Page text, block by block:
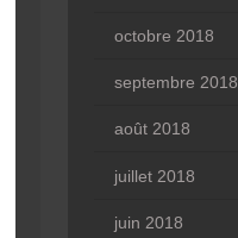
octobre 2018
septembre 2018
août 2018
juillet 2018
juin 2018